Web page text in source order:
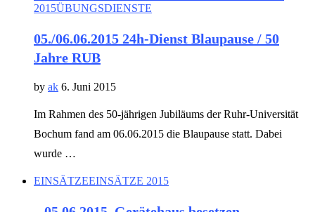
2015ÜBUNGSDIENSTE
05./06.06.2015 24h-Dienst Blaupause / 50
Jahre RUB
by ak 6. Juni 2015
Im Rahmen des 50-jährigen Jubiläums der Ruhr-Universität
Bochum fand am 06.06.2015 die Blaupause statt. Dabei
wurde …
EINSÄTZEEINSÄTZE 2015